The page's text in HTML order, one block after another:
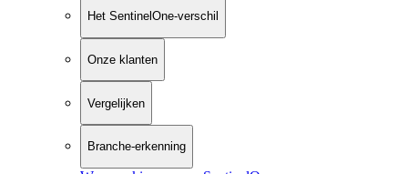
Het SentinelOne-verschil
Onze klanten
Vergelijken
Branche-erkenning